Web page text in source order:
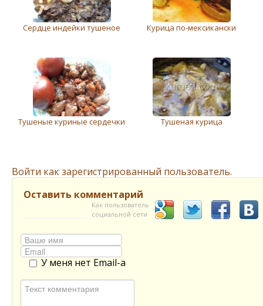
Сердце индейки тушеное Курица по-мексикански
Тушеные куриные сердечки Тушеная курица
Войти как зарегистрированный пользователь.
Оставить комментарий
Как пользователь
социальной сети
У меня нет Email-а